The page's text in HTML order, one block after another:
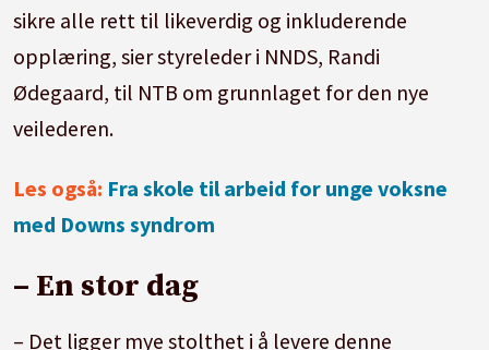
sikre alle rett til likeverdig og inkluderende
opplæring, sier styreleder i NNDS, Randi
Ødegaard, til NTB om grunnlaget for den nye
veilederen.
Les også: Fra skole til arbeid for unge voksne
med Downs syndrom
– En stor dag
– Det ligger mye stolthet i å levere denne